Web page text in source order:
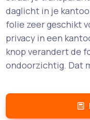
daglicht in je
folie zeer geschikt
privacy in een
knop verandert de
ondoorzichtig. Dat